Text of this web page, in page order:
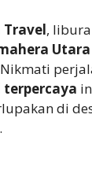
Travel,
Utara
di